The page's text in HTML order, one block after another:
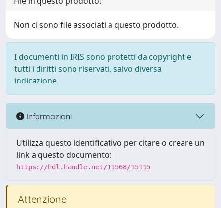
Non ci sono file associati a questo prodotto.
I documenti in IRIS sono protetti da copyright e
tutti i diritti sono riservati, salvo diversa
indicazione.
Informazioni
Utilizza questo identificativo per citare o creare un
link a questo documento:
https://hdl.handle.net/11568/15115
Attenzione